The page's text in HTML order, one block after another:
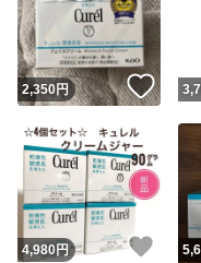
いいね！
2,350円 いい
いいね！
4,980円 いい